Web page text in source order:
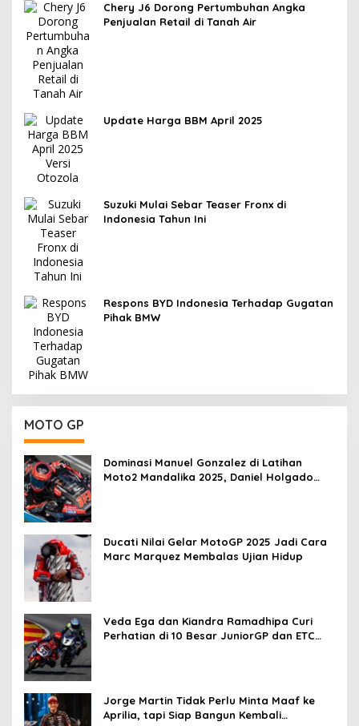
Chery J6 Dorong Pertumbuhan Angka
Penjualan Retail di Tanah Air
Update Harga BBM April 2025
Suzuki Mulai Sebar Teaser Fronx di
Indonesia Tahun Ini
Respons BYD Indonesia Terhadap Gugatan
Pihak BMW
MOTO GP
Dominasi Manuel Gonzalez di Latihan
Moto2 Mandalika 2025, Daniel Holgado
Ducati Nilai Gelar MotoGP 2025 Jadi Cara
Marc Marquez Membalas Ujian Hidup
Veda Ega dan Kiandra Ramadhipa Curi
Perhatian di 10 Besar JuniorGP dan ETC
Jorge Martin Tidak Perlu Minta Maaf ke
Aprilia, tapi Siap Bangun Kembali